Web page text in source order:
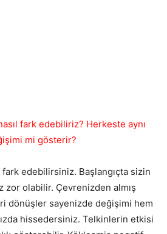
fark edebiliriz? Herkeste aynı
mi gösterir?
edebilirsiniz. Başlangıçta sizin
zor olabilir. Çevrenizden almış
dönüşler sayenizde değişimi hem
hissedersiniz. Telkinlerin etkisi